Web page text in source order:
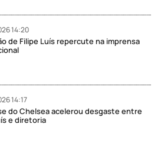
14:20
de Filipe Luís repercute na imprensa
14:17
do Chelsea acelerou desgaste entre
e diretoria